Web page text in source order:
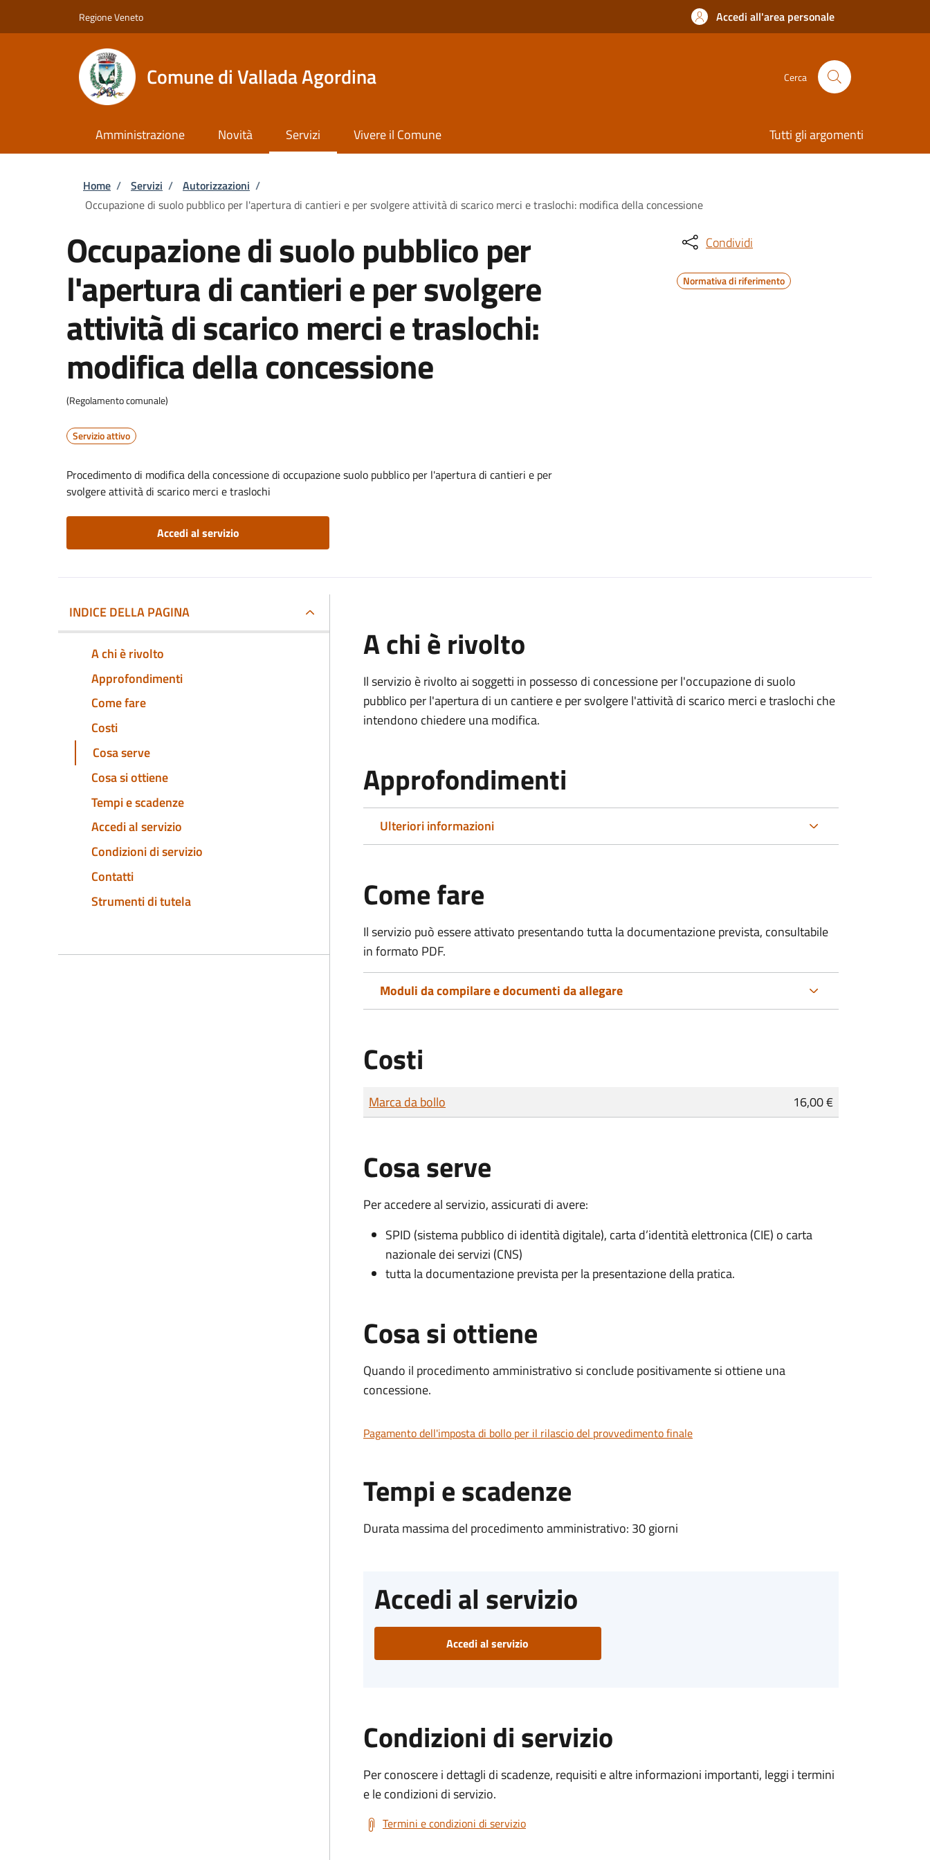
Regione Veneto Accedi all'area personale
Comune di Vallada Agordina Cerca
Amministrazione Novità Servizi Vivere il Comune Tutti gli argomenti
Briciole di pane
Home / Servizi / Autorizzazioni /
Occupazione di suolo pubblico per l'apertura di cantieri e per svolgere attività di scarico merci e traslochi: modifica della concessione
Occupazione di suolo pubblico per
l'apertura di cantieri e per svolgere
attività di scarico merci e traslochi:
modifica della concessione
(Regolamento comunale)
Servizio attivo
Procedimento di modifica della concessione di occupazione suolo pubblico per l'apertura di cantieri e per
svolgere attività di scarico merci e traslochi
Accedi al servizio
Condividi
Normativa di riferimento
INDICE DELLA PAGINA
A chi è rivolto
Approfondimenti
Come fare
Costi
Cosa serve
Cosa si ottiene
Tempi e scadenze
Accedi al servizio
Condizioni di servizio
Contatti
Strumenti di tutela
A chi è rivolto
Il servizio è rivolto ai soggetti in possesso di concessione per l'occupazione di suolo
pubblico per l'apertura di un cantiere e per svolgere l'attività di scarico merci e traslochi che
intendono chiedere una modifica.
Approfondimenti
Ulteriori informazioni
Come fare
Il servizio può essere attivato presentando tutta la documentazione prevista, consultabile
in formato PDF.
Moduli da compilare e documenti da allegare
Costi
Tipo di pagamento
Importo
Marca da bollo 16,00 €
Cosa serve
Per accedere al servizio, assicurati di avere:
SPID (sistema pubblico di identità digitale), carta d’identità elettronica (CIE) o carta
nazionale dei servizi (CNS)
tutta la documentazione prevista per la presentazione della pratica.
Cosa si ottiene
Quando il procedimento amministrativo si conclude positivamente si ottiene una
concessione.
Pagamento dell'imposta di bollo per il rilascio del provvedimento finale
Tempi e scadenze
Durata massima del procedimento amministrativo: 30 giorni
Accedi al servizio
Accedi al servizio
Condizioni di servizio
Per conoscere i dettagli di scadenze, requisiti e altre informazioni importanti, leggi i termini
e le condizioni di servizio.
Termini e condizioni di servizio